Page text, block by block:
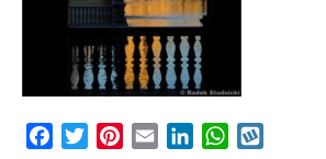
Facebook
TwitterPinterest
Email LinkedInWhatsApp